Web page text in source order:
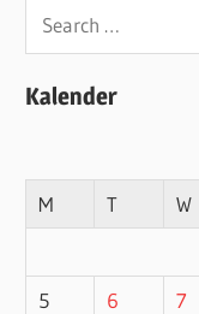
Kalender
M
T W
5
6 7